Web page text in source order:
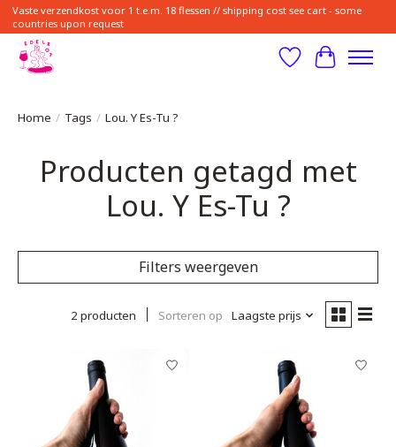
Vaste verzendkost voor 1 t.e.m. 18 flessen // shipping cost see cart - some
countries upon request
Verlanglijst
Home / Tags / Lou. Y Es-Tu ?
Producten getagd met
Lou. Y Es-Tu ?
Filters weergeven
2 producten Sorteren op Laagste prijs